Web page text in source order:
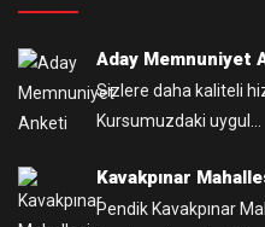
Aday Memnuniyet
Sizlere daha kaliteli
Kursumuzdaki uygul...
Kavakpınar
Pendik Kavakpınar